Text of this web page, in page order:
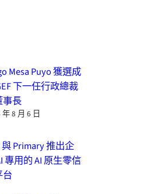
Mesa Puyo 獲選成
下一任行政總裁
事長
8 月 6 日
與 Primary 推出企
專用的 AI 原生零信
台